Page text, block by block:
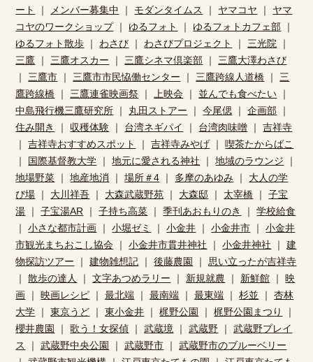
ート
｜ メンバー募集中 ｜ モダンタイムス ｜ ヤマコヤ ｜ ヤマ
コヤのワークショップ｜ ゆるフォト ｜ ゆるフォトカフェ部 ｜
ゆるフォト散歩 ｜ わさび ｜ わさびプロジェクト ｜ 三光院 ｜
三鷹 ｜ 三鷹オスカー ｜ 三鷹シネマ倶楽部 ｜ 三鷹大澤わさび
｜ 三鷹市 ｜ 三鷹市市民恊働センター ｜ 三鷹跨線人道橋 ｜ 三
鷹跨線橋 ｜ 三鷹連雀映画祭 ｜ 上映会 ｜ 並んでも食べたい ｜
中島飛行機三鷹研究所 ｜ 丸田ストアー ｜今尾偲 ｜企画部 ｜
住み開き
｜ 収穫体験 ｜ 台湾ネギパイ ｜ 台湾肉味噌 ｜吉祥寺
｜吉祥寺おすすめスポット ｜吉祥寺みやげ ｜喫茶たからばこ
｜
国際基督教大学 ｜地元に愛される神社 ｜地域のラウンジ ｜
地場野菜 ｜地産地消 ｜場所＃4 ｜ 多摩のあゆみ ｜ 大人の学
び場 ｜ 大川祥吾 ｜ 大森武蔵野苑 ｜ 大森邸 ｜ 太宰橋 ｜子宝
湯 ｜子宝湯AR ｜子持ち高菜 ｜季刊あおもりのき ｜学校給食
｜小さな都市計画 ｜小堀ゼミ ｜小金井 ｜小金井市 ｜小金井
市観光まちおこし協会 ｜小金井市貫井神社 ｜小金井神社 ｜建
物探訪ツアー ｜建物雑想記 ｜後藤農園 ｜ 思い立ったが吉祥寺
｜散歩の達人 ｜文字あつめラリー ｜ 新規就農 ｜ 新鮮館 ｜映
画 ｜映画レシピ ｜最北端 ｜最南端 ｜最東端 ｜杉並 ｜杏林
大学 ｜東京うど ｜東小金井 ｜梶野公園 ｜梶野公園まつり
｜
櫻井農園
｜歌う！女探偵 ｜武蔵境 ｜武蔵野 ｜武蔵野プレイ
ス
｜武蔵野中央公園 ｜武蔵野市 ｜武蔵野市のブルーベリー